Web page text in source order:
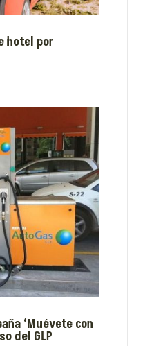
hotel por
‘Muévete con
del GLP